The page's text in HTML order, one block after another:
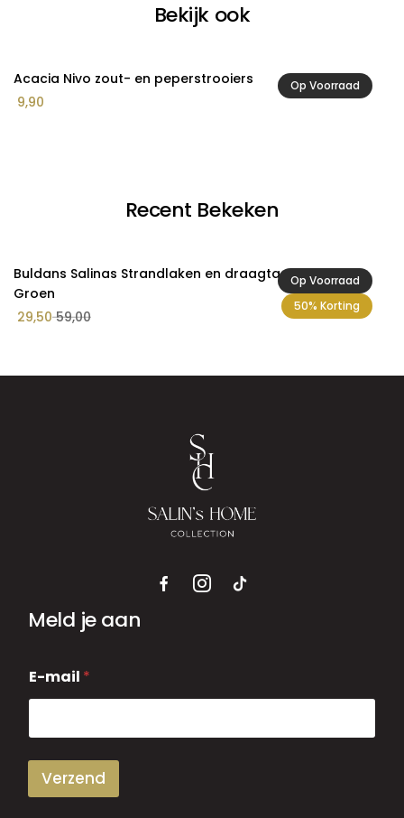
Bekijk ook
Op Voorraad
Acacia Nivo zout- en peperstrooiers
9,90
Recent Bekeken
Op Voorraad
50% Korting
Buldans Salinas Strandlaken en draagtas Botanisch
Groen
29,5059,00
Meld je aan
-
m
i
E-mail *
Verzend